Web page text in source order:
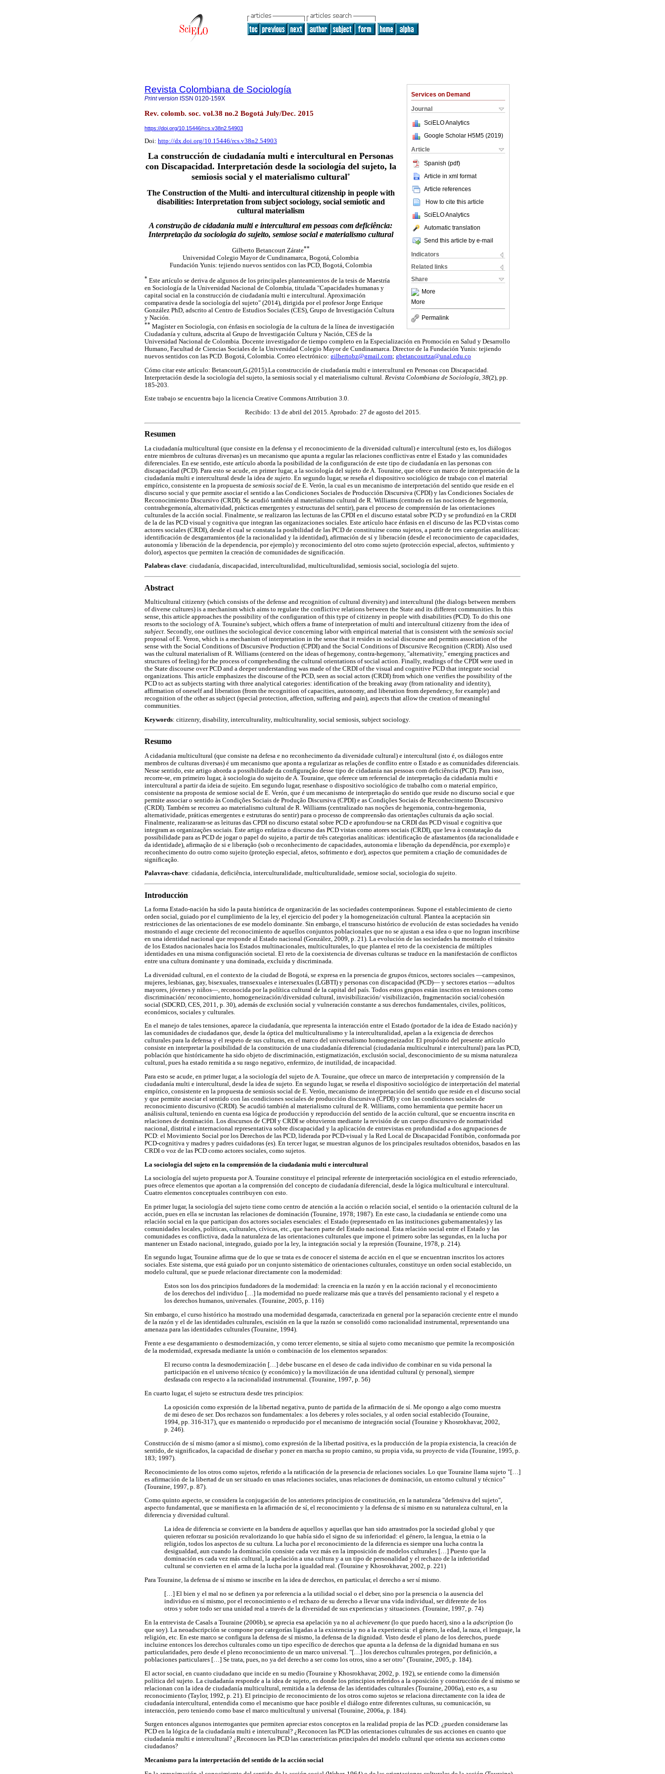
Services on Demand
Journal
SciELO Analytics
Google Scholar H5M5 (2019)
Article
Spanish (pdf)
Article in xml format
Article references
How to cite this article
SciELO Analytics
Automatic translation
Send this article by e-mail
Indicators
Related links
Share
More
More
Permalink
Revista Colombiana de Sociología
Print version ISSN 0120-159X
Rev. colomb. soc. vol.38 no.2 Bogotá July/Dec. 2015
https://doi.org/10.15446/rcs.v38n2.54903
Doi: http://dx.doi.org/10.15446/rcs.v38n2.54903
La construcción de ciudadanía multi e intercultural en Personas
con Discapacidad. Interpretación desde la sociología del sujeto, la
semiosis social y el materialismo cultural*
The Construction of the Multi- and intercultural citizenship in people with
disabilities: Interpretation from subject sociology, social semiotic and
cultural materialism
A construção de cidadania multi e intercultural em pessoas com deficiência:
Interpretação da sociologia do sujeito, semiose social e materialismo cultural
Gilberto Betancourt Zárate**
Universidad Colegio Mayor de Cundinamarca, Bogotá, Colombia
Fundación Yunis: tejiendo nuevos sentidos con las PCD, Bogotá, Colombia
* Este artículo se deriva de algunos de los principales planteamientos de la tesis de Maestría
en Sociología de la Universidad Nacional de Colombia, titulada "Capacidades humanas y
capital social en la construcción de ciudadanía multi e intercultural. Aproximación
comparativa desde la sociología del sujeto" (2014), dirigida por el profesor Jorge Enrique
González PhD, adscrito al Centro de Estudios Sociales (CES), Grupo de Investigación Cultura
y Nación.
** Magíster en Sociología, con énfasis en sociología de la cultura de la línea de investigación
Ciudadanía y cultura, adscrita al Grupo de Investigación Cultura y Nación, CES de la
Universidad Nacional de Colombia. Docente investigador de tiempo completo en la Especialización en Promoción en Salud y Desarrollo
Humano, Facultad de Ciencias Sociales de la Universidad Colegio Mayor de Cundinamarca. Director de la Fundación Yunis: tejiendo
nuevos sentidos con las PCD. Bogotá, Colombia. Correo electrónico: gilbertobz@gmail.com; gbetancourtza@unal.edu.co
Cómo citar este artículo: Betancourt,G.(2015).La construcción de ciudadanía multi e intercultural en Personas con Discapacidad.
Interpretación desde la sociología del sujeto, la semiosis social y el materialismo cultural. Revista Colombiana de Sociología, 38(2), pp.
185-203.
Este trabajo se encuentra bajo la licencia Creative Commons Attribution 3.0.
Recibido: 13 de abril del 2015. Aprobado: 27 de agosto del 2015.
Resumen
La ciudadanía multicultural (que consiste en la defensa y el reconocimiento de la diversidad cultural) e intercultural (esto es, los diálogos
entre miembros de culturas diversas) es un mecanismo que apunta a regular las relaciones conflictivas entre el Estado y las comunidades
diferenciales. En ese sentido, este artículo aborda la posibilidad de la configuración de este tipo de ciudadanía en las personas con
discapacidad (PCD). Para esto se acude, en primer lugar, a la sociología del sujeto de A. Touraine, que ofrece un marco de interpretación de la
ciudadanía multi e intercultural desde la idea de sujeto. En segundo lugar, se reseña el dispositivo sociológico de trabajo con el material
empírico, consistente en la propuesta de semiosis social de E. Verón, la cual es un mecanismo de interpretación del sentido que reside en el
discurso social y que permite asociar el sentido a las Condiciones Sociales de Producción Discursiva (CPDI) y las Condiciones Sociales de
Reconocimiento Discursivo (CRDI). Se acudió también al materialismo cultural de R. Williams (centrado en las nociones de hegemonía,
contrahegemonía, alternatividad, prácticas emergentes y estructuras del sentir), para el proceso de comprensión de las orientaciones
culturales de la acción social. Finalmente, se realizaron las lecturas de las CPDI en el discurso estatal sobre PCD y se profundizó en la CRDI
de la de las PCD visual y cognitiva que integran las organizaciones sociales. Este artículo hace énfasis en el discurso de las PCD vistas como
actores sociales (CRDI), desde el cual se constata la posibilidad de las PCD de constituirse como sujetos, a partir de tres categorías analíticas:
identificación de desgarramientos (de la racionalidad y la identidad), afirmación de sí y liberación (desde el reconocimiento de capacidades,
autonomía y liberación de la dependencia, por ejemplo) y reconocimiento del otro como sujeto (protección especial, afectos, sufrimiento y
dolor), aspectos que permiten la creación de comunidades de significación.
Palabras clave: ciudadanía, discapacidad, interculturalidad, multiculturalidad, semiosis social, sociología del sujeto.
Abstract
Multicultural citizenry (which consists of the defense and recognition of cultural diversity) and intercultural (the dialogs between members
of diverse cultures) is a mechanism which aims to regulate the conflictive relations between the State and its different communities. In this
sense, this article approaches the possibility of the configuration of this type of citizenry in people with disabilities (PCD). To do this one
resorts to the sociology of A. Touraine's subject, which offers a frame of interpretation of multi and intercultural citizenry from the idea of
subject. Secondly, one outlines the sociological device concerning labor with empirical material that is consistent with the semiosis social
proposal of E. Veron, which is a mechanism of interpretation in the sense that it resides in social discourse and permits association of the
sense with the Social Conditions of Discursive Production (CPDI) and the Social Conditions of Discursive Recognition (CRDI). Also used
was the cultural materialism of R. Williams (centered on the ideas of hegemony, contra-hegemony, "alternativity," emerging practices and
structures of feeling) for the process of comprehending the cultural orientations of social action. Finally, readings of the CPDI were used in
the State discourse over PCD and a deeper understanding was made of the CRDI of the visual and cognitive PCD that integrate social
organizations. This article emphasizes the discourse of the PCD, seen as social actors (CRDI) from which one verifies the possibility of the
PCD to act as subjects starting with three analytical categories: identification of the breaking away (from rationality and identity),
affirmation of oneself and liberation (from the recognition of capacities, autonomy, and liberation from dependency, for example) and
recognition of the other as subject (special protection, affection, suffering and pain), aspects that allow the creation of meaningful
communities.
Keywords: citizenry, disability, interculturality, multiculturality, social semiosis, subject sociology.
Resumo
A cidadania multicultural (que consiste na defesa e no reconhecimento da diversidade cultural) e intercultural (isto é, os diálogos entre
membros de culturas diversas) é um mecanismo que aponta a regularizar as relações de conflito entre o Estado e as comunidades diferenciais.
Nesse sentido, este artigo aborda a possibilidade da configuração desse tipo de cidadania nas pessoas com deficiência (PCD). Para isso,
recorre-se, em primeiro lugar, à sociologia do sujeito de A. Touraine, que oferece um referencial de interpretação da cidadania multi e
intercultural a partir da ideia de sujeito. Em segundo lugar, resenhase o dispositivo sociológico de trabalho com o material empírico,
consistente na proposta de semiose social de E. Verón, que é um mecanismo de interpretação do sentido que reside no discurso social e que
permite associar o sentido às Condições Sociais de Produção Discursiva (CPDI) e as Condições Sociais de Reconhecimento Discursivo
(CRDI). Também se recorreu ao materialismo cultural de R. Williams (centralizado nas noções de hegemonia, contra-hegemonia,
alternatividade, práticas emergentes e estruturas do sentir) para o processo de compreensão das orientações culturais da ação social.
Finalmente, realizaram-se as leituras das CPDI no discurso estatal sobre PCD e aprofundou-se na CRDI das PCD visual e cognitiva que
integram as organizações sociais. Este artigo enfatiza o discurso das PCD vistas como atores sociais (CRDI), que leva à constatação da
possibilidade para as PCD de jogar o papel do sujeito, a partir de três categorias analíticas: identificação de afastamentos (da racionalidade e
da identidade), afirmação de si e liberação (sob o reconhecimento de capacidades, autonomia e liberação da dependência, por exemplo) e
reconhecimento do outro como sujeito (proteção especial, afetos, sofrimento e dor), aspectos que permitem a criação de comunidades de
significação.
Palavras-chave: cidadania, deficiência, interculturalidade, multiculturalidade, semiose social, sociologia do sujeito.
Introducción
La forma Estado-nación ha sido la pauta histórica de organización de las sociedades contemporáneas. Supone el establecimiento de cierto
orden social, guiado por el cumplimiento de la ley, el ejercicio del poder y la homogeneización cultural. Plantea la aceptación sin
restricciones de las orientaciones de ese modelo dominante. Sin embargo, el transcurso histórico de evolución de estas sociedades ha venido
mostrando el auge creciente del reconocimiento de aquellos conjuntos poblacionales que no se ajustan a esa idea o que no logran inscribirse
en una identidad nacional que responde al Estado nacional (González, 2009, p. 21). La evolución de las sociedades ha mostrado el tránsito
de los Estados nacionales hacia los Estados multinacionales, multiculturales, lo que plantea el reto de la coexistencia de múltiples
identidades en una misma configuración societal. El reto de la coexistencia de diversas culturas se traduce en la manifestación de conflictos
entre una cultura dominante y una dominada, excluida y discriminada.
La diversidad cultural, en el contexto de la ciudad de Bogotá, se expresa en la presencia de grupos étnicos, sectores sociales —campesinos,
mujeres, lesbianas, gay, bisexuales, transexuales e intersexuales (LGBTI) y personas con discapacidad (PCD)— y sectores etarios —adultos
mayores, jóvenes y niños—, reconocida por la política cultural de la capital del país. Todos estos grupos están inscritos en tensiones como
discriminación/ reconocimiento, homogeneización/diversidad cultural, invisibilización/ visibilización, fragmentación social/cohesión
social (SDCRD, CES, 2011, p. 30), además de exclusión social y vulneración constante a sus derechos fundamentales, civiles, políticos,
económicos, sociales y culturales.
En el manejo de tales tensiones, aparece la ciudadanía, que representa la interacción entre el Estado (portador de la idea de Estado nación) y
las comunidades de ciudadanos que, desde la óptica del multiculturalismo y la interculturalidad, apelan a la exigencia de derechos
culturales para la defensa y el respeto de sus culturas, en el marco del universalismo homogeneizador. El propósito del presente artículo
consiste en interpretar la posibilidad de la constitución de una ciudadanía diferencial (ciudadanía multicultural e intercultural) para las PCD,
población que históricamente ha sido objeto de discriminación, estigmatización, exclusión social, desconocimiento de su misma naturaleza
cultural, pues ha estado remitida a su rasgo negativo, enfermizo, de inutilidad, de incapacidad.
Para esto se acude, en primer lugar, a la sociología del sujeto de A. Touraine, que ofrece un marco de interpretación y comprensión de la
ciudadanía multi e intercultural, desde la idea de sujeto. En segundo lugar, se reseña el dispositivo sociológico de interpretación del material
empírico, consistente en la propuesta de semiosis social de E. Verón, mecanismo de interpretación del sentido que reside en el discurso social
y que permite asociar el sentido con las condiciones sociales de producción discursiva (CPDI) y con las condiciones sociales de
reconocimiento discursivo (CRDI). Se acudió también al materialismo cultural de R. Williams, como herramienta que permite hacer un
análisis cultural, teniendo en cuenta esa lógica de producción y reproducción del sentido de la acción cultural, que se encuentra inscrita en
relaciones de dominación. Los discursos de CPDI y CRDI se obtuvieron mediante la revisión de un cuerpo discursivo de normatividad
nacional, distrital e internacional representativa sobre discapacidad y la aplicación de entrevistas en profundidad a dos agrupaciones de
PCD: el Movimiento Social por los Derechos de las PCD, liderada por PCD-visual y la Red Local de Discapacidad Fontibón, conformada por
PCD-cognitiva y madres y padres cuidadoras (es). En tercer lugar, se muestran algunos de los principales resultados obtenidos, basados en las
CRDI o voz de las PCD como actores sociales, como sujetos.
La sociología del sujeto en la comprensión de la ciudadanía multi e intercultural
La sociología del sujeto propuesta por A. Touraine constituye el principal referente de interpretación sociológica en el estudio referenciado,
pues ofrece elementos que aportan a la comprensión del concepto de ciudadanía diferencial, desde la lógica multicultural e intercultural.
Cuatro elementos conceptuales contribuyen con esto.
En primer lugar, la sociología del sujeto tiene como centro de atención a la acción o relación social, el sentido o la orientación cultural de la
acción, pues en ella se incrustan las relaciones de dominación (Touraine, 1978; 1987). En este caso, la ciudadanía se entiende como una
relación social en la que participan dos actores sociales esenciales: el Estado (representado en las instituciones gubernamentales) y las
comunidades locales, políticas, culturales, cívicas, etc., que hacen parte del Estado nacional. Esta relación social entre el Estado y las
comunidades es conflictiva, dada la naturaleza de las orientaciones culturales que impone el primero sobre las segundas, en la lucha por
mantener un Estado nacional, integrado, guiado por la ley, la integración social y la represión (Touraine, 1978, p. 214).
En segundo lugar, Touraine afirma que de lo que se trata es de conocer el sistema de acción en el que se encuentran inscritos los actores
sociales. Este sistema, que está guiado por un conjunto sistemático de orientaciones culturales, constituye un orden social establecido, un
modelo cultural, que se puede relacionar directamente con la modernidad:
Estos son los dos principios fundadores de la modernidad: la creencia en la razón y en la acción racional y el reconocimiento
de los derechos del individuo […] la modernidad no puede realizarse más que a través del pensamiento racional y el respeto a
los derechos humanos, universales. (Touraine, 2005, p. 116)
Sin embargo, el curso histórico ha mostrado una modernidad desgarrada, caracterizada en general por la separación creciente entre el mundo
de la razón y el de las identidades culturales, escisión en la que la razón se consolidó como racionalidad instrumental, representando una
amenaza para las identidades culturales (Touraine, 1994).
Frente a ese desgarramiento o desmodernización, y como tercer elemento, se sitúa al sujeto como mecanismo que permite la recomposición
de la modernidad, expresada mediante la unión o combinación de los elementos separados:
El recurso contra la desmodernización […] debe buscarse en el deseo de cada individuo de combinar en su vida personal la
participación en el universo técnico (y económico) y la movilización de una identidad cultural (y personal), siempre
desfasada con respecto a la racionalidad instrumental. (Touraine, 1997, p. 56)
En cuarto lugar, el sujeto se estructura desde tres principios:
La oposición como expresión de la libertad negativa, punto de partida de la afirmación de sí. Me opongo a algo como muestra
de mi deseo de ser. Dos rechazos son fundamentales: a los deberes y roles sociales, y al orden social establecido (Touraine,
1994, pp. 316-317), que es mantenido o reproducido por el mecanismo de integración social (Touraine y Khosrokhavar, 2002,
p. 246).
Construcción de sí mismo (amor a sí mismo), como expresión de la libertad positiva, es la producción de la propia existencia, la creación de
sentido, de significados, la capacidad de diseñar y poner en marcha su propio camino, su propia vida, su proyecto de vida (Touraine, 1995, p.
183; 1997).
Reconocimiento de los otros como sujetos, referido a la ratificación de la presencia de relaciones sociales. Lo que Touraine llama sujeto "[…]
es afirmación de la libertad de un ser situado en unas relaciones sociales, unas relaciones de dominación, un entorno cultural y técnico"
(Touraine, 1997, p. 87).
Como quinto aspecto, se considera la conjugación de los anteriores principios de constitución, en la naturaleza "defensiva del sujeto",
aspecto fundamental, que se manifiesta en la afirmación de sí, el reconocimiento y la defensa de sí mismo en su naturaleza cultural, en la
diferencia y diversidad cultural.
La idea de diferencia se convierte en la bandera de aquellos y aquellas que han sido arrastrados por la sociedad global y que
quieren reforzar su posición revalorizando lo que había sido el signo de su inferioridad: el género, la lengua, la etnia o la
religión, todos los aspectos de su cultura. La lucha por el reconocimiento de la diferencia es siempre una lucha contra la
desigualdad, aun cuando la dominación consiste cada vez más en la imposición de modelos culturales […] Puesto que la
dominación es cada vez más cultural, la apelación a una cultura y a un tipo de personalidad y el rechazo de la inferioridad
cultural se convierten en el arma de la lucha por la igualdad real. (Touraine y Khosrokhavar, 2002, p. 221)
Para Touraine, la defensa de sí mismo se inscribe en la idea de derechos, en particular, el derecho a ser sí mismo.
[…] El bien y el mal no se definen ya por referencia a la utilidad social o el deber, sino por la presencia o la ausencia del
individuo en sí mismo, por el reconocimiento o el rechazo de su derecho a llevar una vida individual, ser diferente de los
otros y sobre todo ser una unidad real a través de la diversidad de sus experiencias y situaciones. (Touraine, 1997, p. 74)
En la entrevista de Casals a Touraine (2006b), se aprecia esa apelación ya no al achievement (lo que puedo hacer), sino a la adscription (lo
que soy). La neoadscripción se compone por categorías ligadas a la existencia y no a la experiencia: el género, la edad, la raza, el lenguaje, la
religión, etc. En este marco se configura la defensa de sí mismo, la defensa de la dignidad. Visto desde el plano de los derechos, puede
incluirse entonces los derechos culturales como un tipo específico de derechos que apunta a la defensa de la dignidad humana en sus
particularidades, pero desde el pleno reconocimiento de un marco universal. "[…] los derechos culturales protegen, por definición, a
poblaciones particulares […] Se trata, pues, no ya del derecho a ser como los otros, sino a ser otro" (Touraine, 2005, p. 184).
El actor social, en cuanto ciudadano que incide en su medio (Touraine y Khosrokhavar, 2002, p. 192), se entiende como la dimensión
política del sujeto. La ciudadanía responde a la idea de sujeto, en donde los principios referidos a la oposición y construcción de sí mismo se
relacionan con la idea de ciudadanía multicultural, remitida a la defensa de las identidades culturales (Touraine, 2006a), esto es, a su
reconocimiento (Taylor, 1992, p. 21). El principio de reconocimiento de los otros como sujetos se relaciona directamente con la idea de
ciudadanía intercultural, entendida como el mecanismo que hace posible el diálogo entre diferentes culturas, su comunicación, su
interacción, pero teniendo como base el marco multicultural y universal (Touraine, 2006a, p. 184).
Surgen entonces algunos interrogantes que permiten apreciar estos conceptos en la realidad propia de las PCD: ¿pueden considerarse las
PCD en la lógica de la ciudadanía multi e intercultural? ¿Reconocen las PCD las orientaciones culturales de sus acciones en cuanto que
ciudadanía multi e intercultural? ¿Reconocen las PCD las características principales del modelo cultural que orienta sus acciones como
ciudadanos?
Mecanismo para la interpretación del sentido de la acción social